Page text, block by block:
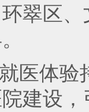
翠区
医体
建设